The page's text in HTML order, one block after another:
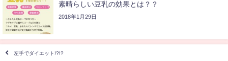
素晴らしい豆乳の効果とは？？
2018年1月29日
左手でダイエット!?!?